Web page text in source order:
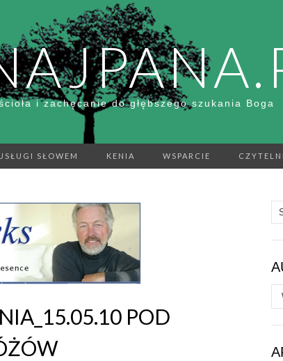
i zachęcanie do głębszego szukania Boga
SŁOWEM KENIA WSPARCIE
POD
/